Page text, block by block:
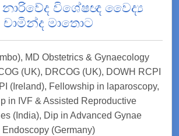
නාරිවේද විශේෂඥ වෛද්‍ය
චාමින්ද මාතොට
MD Obstetrics & Gynaecology
(UK), DRCOG (UK), DOWH RCPI
(Ireland), Fellowship in laparoscopy,
in IVF & Assisted Reproductive
(India), Dip in Advanced Gynae
Endoscopy (Germany)